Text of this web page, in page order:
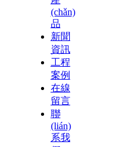
(chǎn)
品
新聞
資訊
工程
案例
在線
留言
聯
(lián)
系我